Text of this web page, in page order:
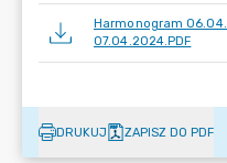
Harmonogram
07.04.2024.PDF
DRUKUJ ZAPISZ DO PDF